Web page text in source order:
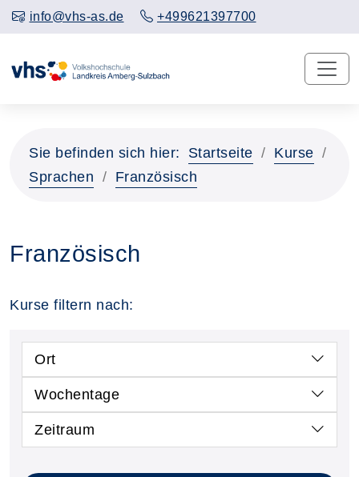
info@vhs-as.de +499621397700
Sie befinden sich hier: Startseite
Kurse
Sprachen
Französisch
Französisch
Kurse filtern nach:
Ort
Wochentage
Zeitraum